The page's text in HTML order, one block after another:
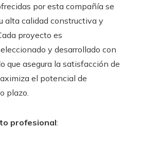
por esta compañía se
alta calidad constructiva y
proyecto es
y desarrollado con
que asegura la satisfacción de
el potencial de
plazo.
profesional: